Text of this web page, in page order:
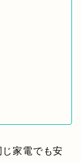
家電でも安